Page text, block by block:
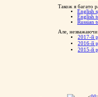
Також я багато
English
English
Russian
Але, незважаючи
2017-й
2016-й
2015-й